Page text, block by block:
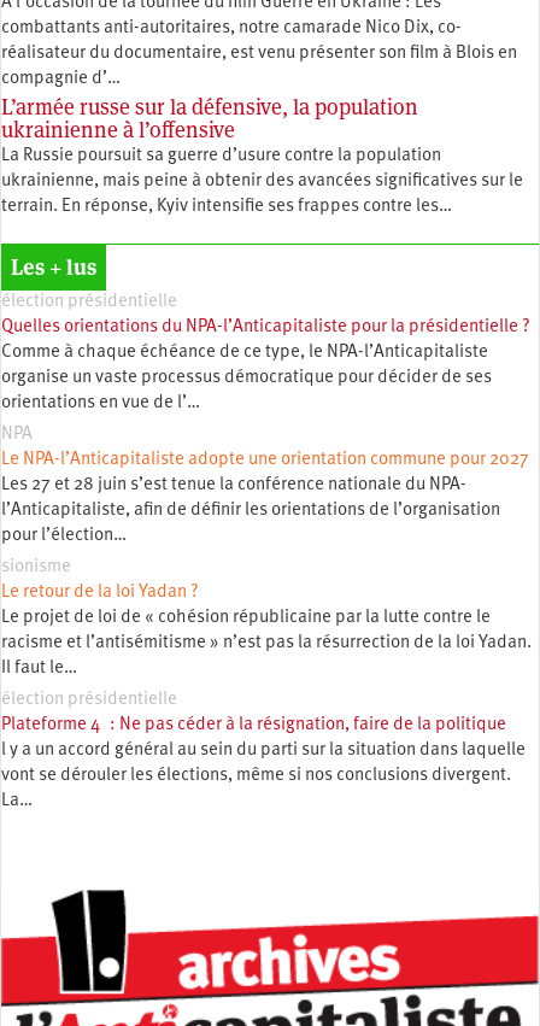
combattants anti-autoritaires, notre camarade Nico Dix, co-
réalisateur du documentaire, est venu présenter son film à Blois en
compagnie d’…
L’armée russe sur la défensive, la population
ukrainienne à l’offensive
La Russie poursuit sa guerre d’usure contre la population
ukrainienne, mais peine à obtenir des avancées significatives sur le
terrain. En réponse, Kyiv intensifie ses frappes contre les…
Les + lus
élection présidentielle
Quelles orientations du NPA-l’Anticapitaliste pour la présidentielle ?
Comme à chaque échéance de ce type, le NPA-l’Anticapitaliste
organise un vaste processus démocratique pour décider de ses
orientations en vue de l’…
NPA
Le NPA-l’Anticapitaliste adopte une orientation commune pour 2027
Les 27 et 28 juin s’est tenue la conférence nationale du NPA-
l’Anticapitaliste, afin de définir les orientations de l’organisation
pour l’élection…
sionisme
Le retour de la loi Yadan ?
Le projet de loi de « cohésion républicaine par la lutte contre le
racisme et l’antisémitisme » n’est pas la résurrection de la loi Yadan.
Il faut le…
élection présidentielle
Plateforme 4 : Ne pas céder à la résignation, faire de la politique
l y a un accord général au sein du parti sur la situation dans laquelle
vont se dérouler les élections, même si nos conclusions divergent.
La…